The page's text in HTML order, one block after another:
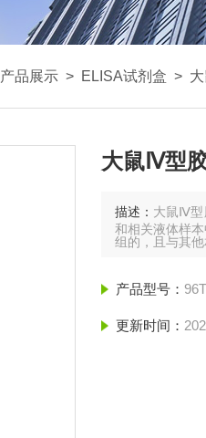
产品展示 > ELISA试剂盒 >
大鼠Ⅳ型
描述： 大鼠Ⅳ型
和相关液体样
组的，且与其他
产品型号：
更新时间：